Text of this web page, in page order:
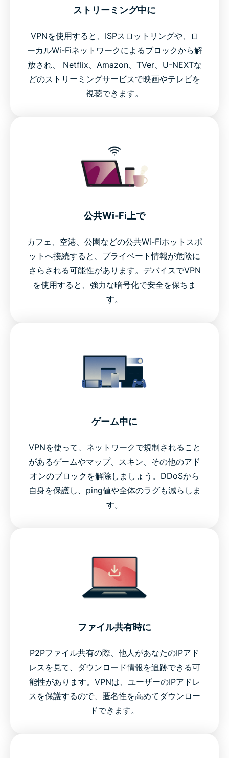
ストリーミング中に
VPNを使用すると、ISPスロットリングや、ロ
ーカルWi-Fiネットワークによるブロックから解
放され、 Netflix、Amazon、TVer、U-NEXTな
どのストリーミングサービスで映画やテレビを
視聴できます。
公共Wi-Fi上で
カフェ、空港、公園などの公共Wi-Fiホットスポ
ットへ接続すると、プライベート情報が危険に
さらされる可能性があります。デバイスでVPN
を使用すると、強力な暗号化で安全を保ちま
す。
ゲーム中に
VPNを使って、ネットワークで規制されること
があるゲームやマップ、スキン、その他のアド
オンのブロックを解除しましょう。DDoSから
自身を保護し、ping値や全体のラグも減らしま
す。
ファイル共有時に
P2Pファイル共有の際、他人があなたのIPアド
レスを見て、ダウンロード情報を追跡できる可
能性があります。VPNは、ユーザーのIPアドレ
スを保護するので、匿名性を高めてダウンロー
ドできます。